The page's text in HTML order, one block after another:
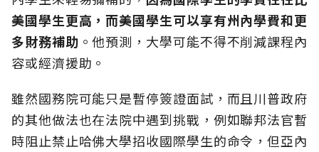
美國學生更高，而美國學生可以享有州內學費和更
多財務補助 。他預測，大學可能不得不削減課程內
容或經濟援助。
雖然國務院可能只是暫停簽證面試，而且川普政府
的其他做法也在法院中遇到挑戰，例如聯邦法官暫
時阻止禁止哈佛大學招收國際學生的命令，但亞內